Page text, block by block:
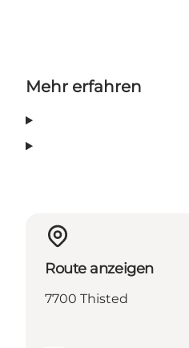
Mehr erfahren
Route anzeigen
7700 Thisted